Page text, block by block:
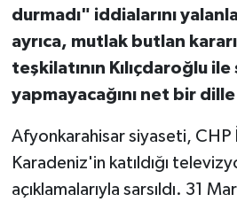
durmadı" iddialarını
ayrıca, mutlak butlan
teşkilatının Kılıçdaroğlu
yapmayacağını net bir
Afyonkarahisar siyaseti, CHP
Karadeniz'in katıldığı
açıklamalarıyla sarsıldı. 31